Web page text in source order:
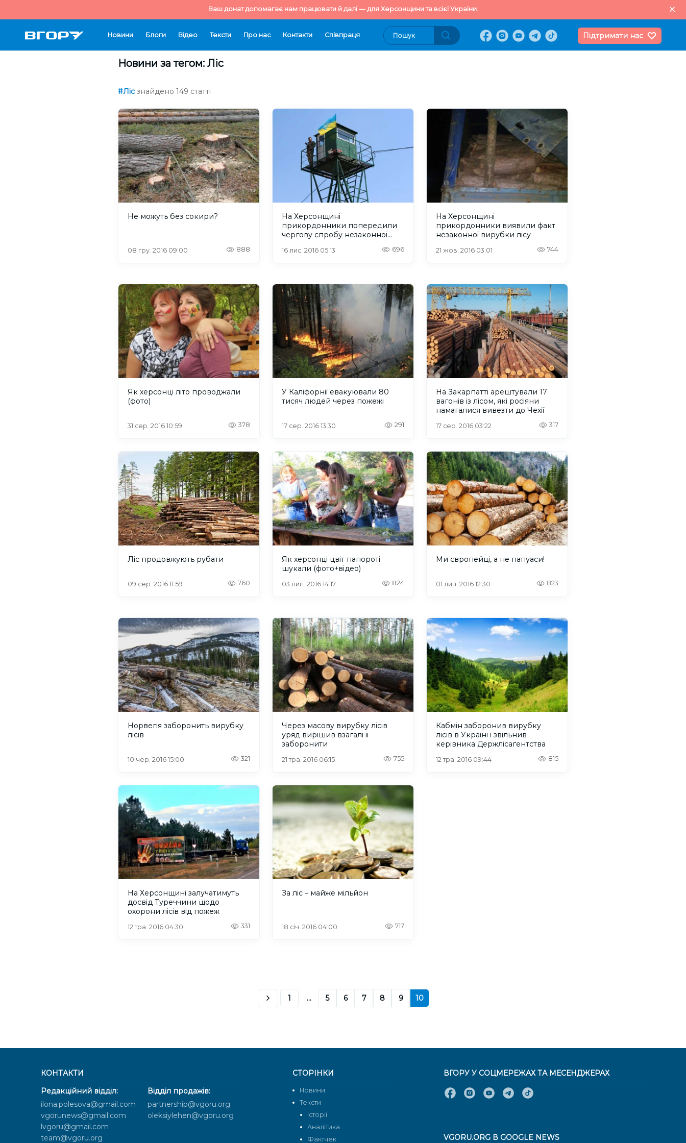
Ваш донат допомагає нам працювати й далі — для Херсонщини та всієї України.
Новини Блоги Відео Тексти Про нас Контакти Cпівпраця Підтримати нас
Новини за тегом: Ліс
#Ліс знайдено 149 статті
Не можуть без сокири?
08 гру. 2016 09:00 888
На Херсонщині
прикордонники попередили
чергову спробу незаконної
16 лис. 2016 05:13 696
На Херсонщині
прикордонники виявили факт
незаконної вирубки лісу
21 жов. 2016 03:01 744
Як херсонці літо проводжали
(фото)
31 сер. 2016 10:59 378
У Каліфорнії евакуювали 80
тисяч людей через пожежі
17 сер. 2016 13:30 291
На Закарпатті арештували 17
вагонів із лісом, які росіяни
намагалися вивезти до Чехії
17 сер. 2016 03:22 317
Ліс продовжують рубати
09 сер. 2016 11:59 760
Як херсонці цвіт папороті
шукали (фото+відео)
03 лип. 2016 14:17 824
Ми європейці, а не папуаси!
01 лип. 2016 12:30 823
Норвегія заборонить вирубку
лісів
10 чер. 2016 15:00 321
Через масову вирубку лiсiв
уряд вирiшив взагалi її
заборонити
21 тра. 2016 06:15 755
Кабмін заборонив вирубку
лісів в Україні і звільнив
керівника Держлісагентства
12 тра. 2016 09:44 815
На Херсонщині залучатимуть
досвід Туреччини щодо
охорони лісів від пожеж
12 тра. 2016 04:30 331
За ліс – майже мільйон
18 січ. 2016 04:00 717
1 ... 5 6 7 8 9 10
КОНТАКТИ
Редакційний відділ:
ilona.polesova@gmail.com
vgorunews@gmail.com
lvgoru@gmail.com
team@vgoru.org
Відділ продажів:
partnership@vgoru.org
oleksiylehen@vgoru.org
СТОРІНКИ
Новини
Тексти
Історії
Аналітика
Фактчек
ВГОРУ У СОЦМЕРЕЖАХ ТА МЕСЕНДЖЕРАХ
VGORU.ORG В GOOGLE NEWS